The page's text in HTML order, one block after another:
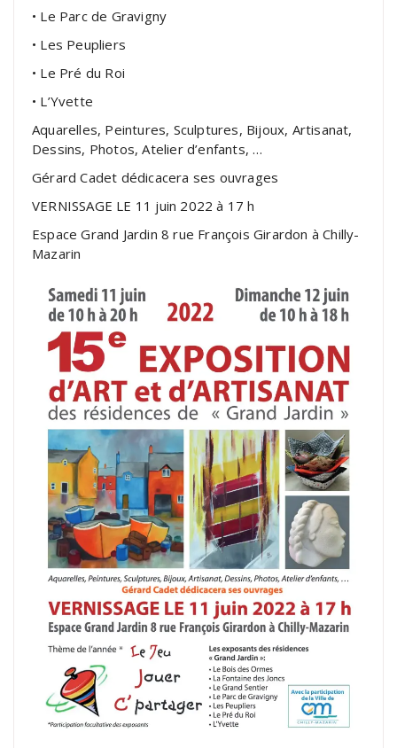
• Le Parc de Gravigny
• Les Peupliers
• Le Pré du Roi
• L’Yvette
Aquarelles, Peintures, Sculptures, Bijoux, Artisanat,
Dessins, Photos, Atelier d’enfants, …
Gérard Cadet dédicacera ses ouvrages
VERNISSAGE LE 11 juin 2022 à 17 h
Espace Grand Jardin 8 rue François Girardon à Chilly-
Mazarin